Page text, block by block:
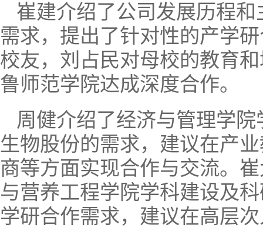
崔建介绍了公司发展历程
需求，提出了针对性的产学
校友，刘占民对母校的教育
鲁师范学院达成深度合作。
周健介绍了经济与管理学
生物股份的需求，建议在产
商等方面实现合作与交流。
与营养工程学院学科建设及
学研合作需求，建议在高层